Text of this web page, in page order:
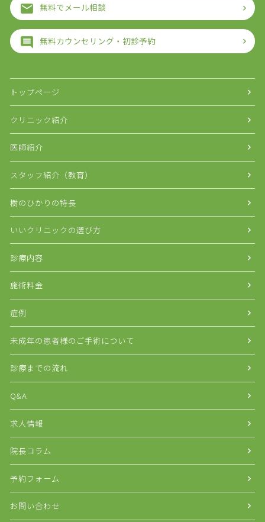
無料でメール相談
無料カウンセリング・初診予約
トップページ
クリニック紹介
医師紹介
スタッフ紹介（教育）
樹のひかりの特長
いいクリニックの選び方
診療内容
施術料金
症例
未成年の患者様のご手術について
診療までの流れ
Q&A
求人情報
院長コラム
予約フォーム
お問い合わせ